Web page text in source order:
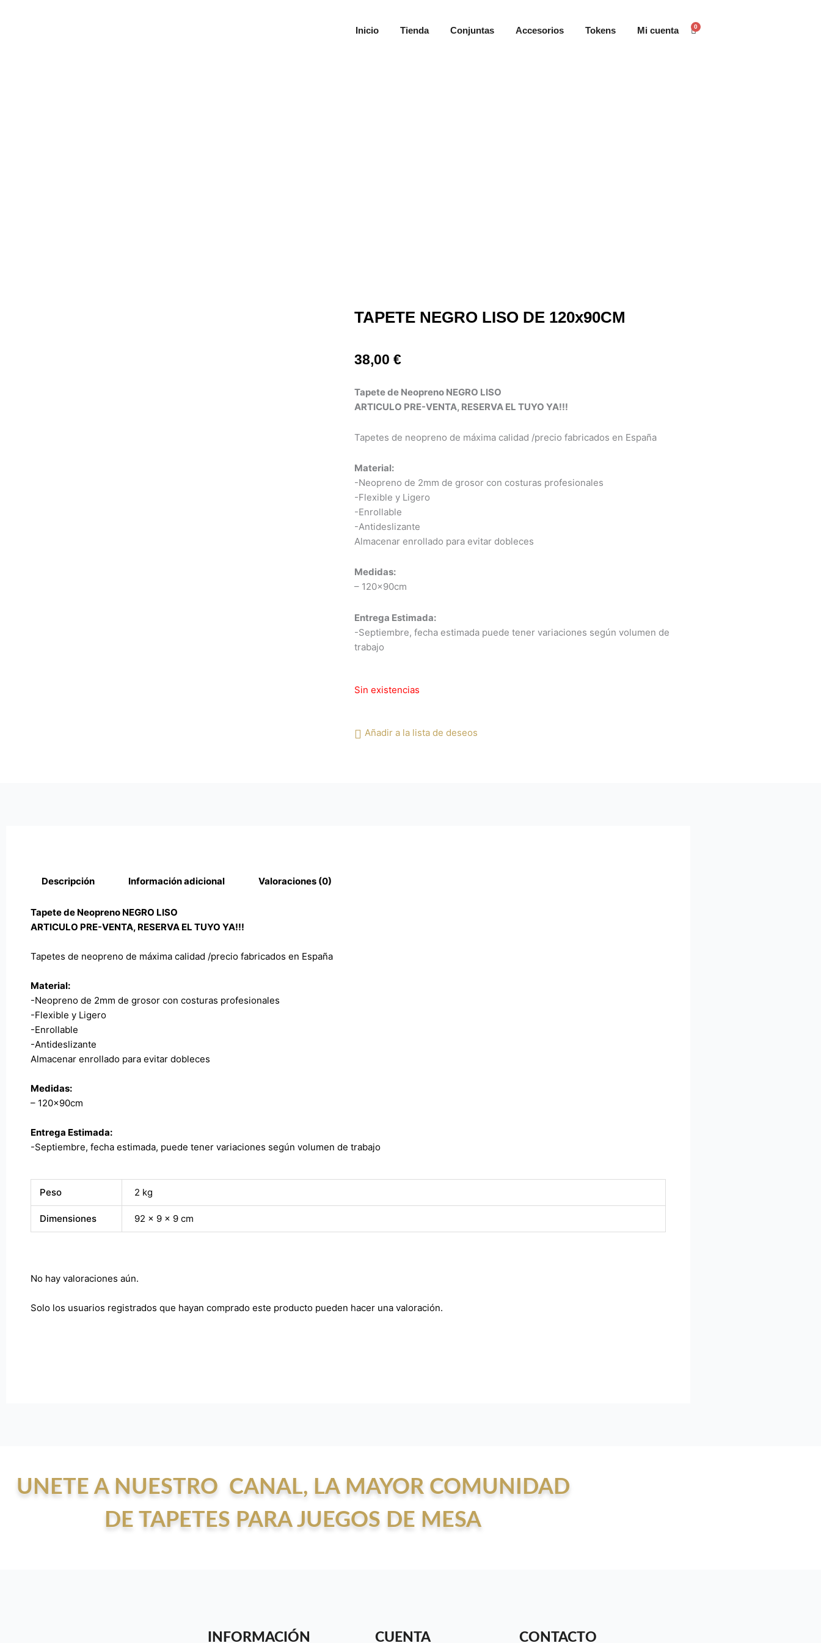
Inicio Tienda Conjuntas Accesorios Tokens Mi cuenta 0
Carrito
TAPETE NEGRO LISO DE 120x90CM
38,00 €
Tapete de Neopreno NEGRO LISO
ARTICULO PRE-VENTA, RESERVA EL TUYO YA!!!
Tapetes de neopreno de máxima calidad /precio fabricados en España
Material:
-Neopreno de 2mm de grosor con costuras profesionales
-Flexible y Ligero
-Enrollable
-Antideslizante
Almacenar enrollado para evitar dobleces
Medidas:
– 120x90cm
Entrega Estimada:
-Septiembre, fecha estimada puede tener variaciones según volumen de
trabajo
Sin existencias
Añadir a la lista de deseos
Descripción Información adicional Valoraciones (0)
Tapete de Neopreno NEGRO LISO
ARTICULO PRE-VENTA, RESERVA EL TUYO YA!!!
Tapetes de neopreno de máxima calidad /precio fabricados en España
Material:
-Neopreno de 2mm de grosor con costuras profesionales
-Flexible y Ligero
-Enrollable
-Antideslizante
Almacenar enrollado para evitar dobleces
Medidas:
– 120x90cm
Entrega Estimada:
-Septiembre, fecha estimada, puede tener variaciones según volumen de trabajo
Peso 2 kg
Dimensiones 92 × 9 × 9 cm
No hay valoraciones aún.
Solo los usuarios registrados que hayan comprado este producto pueden hacer una valoración.
UNETE A NUESTRO CANAL, LA MAYOR COMUNIDAD
DE TAPETES PARA JUEGOS DE MESA
INFORMACIÓN CUENTA CONTACTO